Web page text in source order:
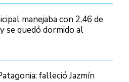
manejaba con 2,46 de
se quedó dormido al
falleció Jazmín